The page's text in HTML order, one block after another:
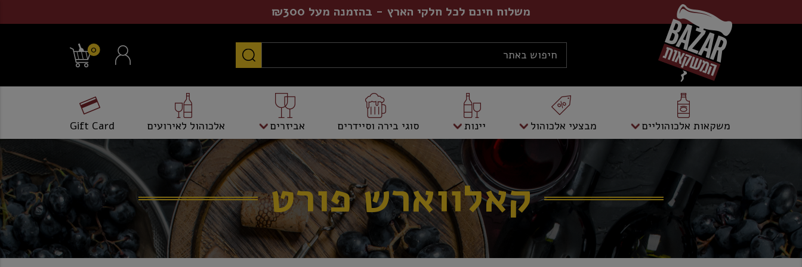
משלוח חינם לכל חלקי הארץ - בהזמנה מעל ₪300
0
משקאות אלכוהוליים מבצעי אלכוהול יינות סוגי בירה וסיידרים אביזרים אלכוהול לאירועים Gift Card
קאלווארש פורט